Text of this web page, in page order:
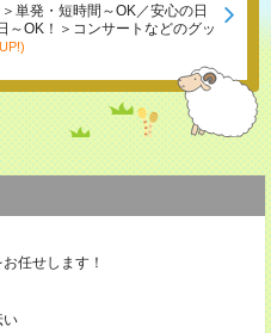
単発・短時間～OK／安心の日
～OK！＞コンサートなどのグッ
任せします！
い